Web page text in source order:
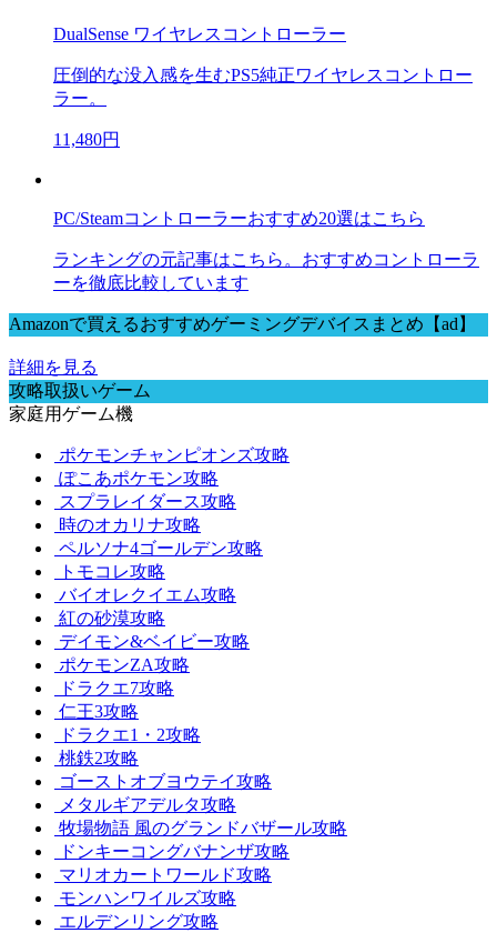
DualSense ワイヤレスコントローラー
圧倒的な没入感を生むPS5純正ワイヤレスコントロー
ラー。
11,480円
PC/Steamコントローラーおすすめ20選はこちら
ランキングの元記事はこちら。おすすめコントローラ
ーを徹底比較しています
Amazonで買えるおすすめゲーミングデバイスまとめ【ad】
詳細を見る
攻略取扱いゲーム
家庭用ゲーム機
ポケモンチャンピオンズ攻略
ぽこあポケモン攻略
スプラレイダース攻略
時のオカリナ攻略
ペルソナ4ゴールデン攻略
トモコレ攻略
バイオレクイエム攻略
紅の砂漠攻略
デイモン&ベイビー攻略
ポケモンZA攻略
ドラクエ7攻略
仁王3攻略
ドラクエ1・2攻略
桃鉄2攻略
ゴーストオブヨウテイ攻略
メタルギアデルタ攻略
牧場物語 風のグランドバザール攻略
ドンキーコングバナンザ攻略
マリオカートワールド攻略
モンハンワイルズ攻略
エルデンリング攻略